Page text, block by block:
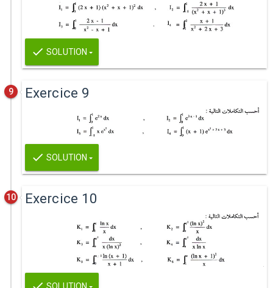
SOLUTION
9 Exercice 9
SOLUTION
10 Exercice 10
SOLUTION